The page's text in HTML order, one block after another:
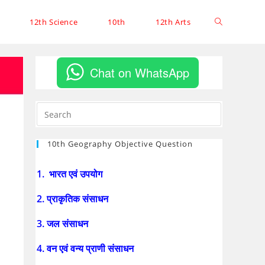
12th Science 10th 12th Arts
Chat on WhatsApp
10th Geography Objective Question
1. भारत एवं उपयोग
2. प्राकृतिक संसाधन
3. जल संसाधन
4. वन एवं वन्य प्राणी संसाधन